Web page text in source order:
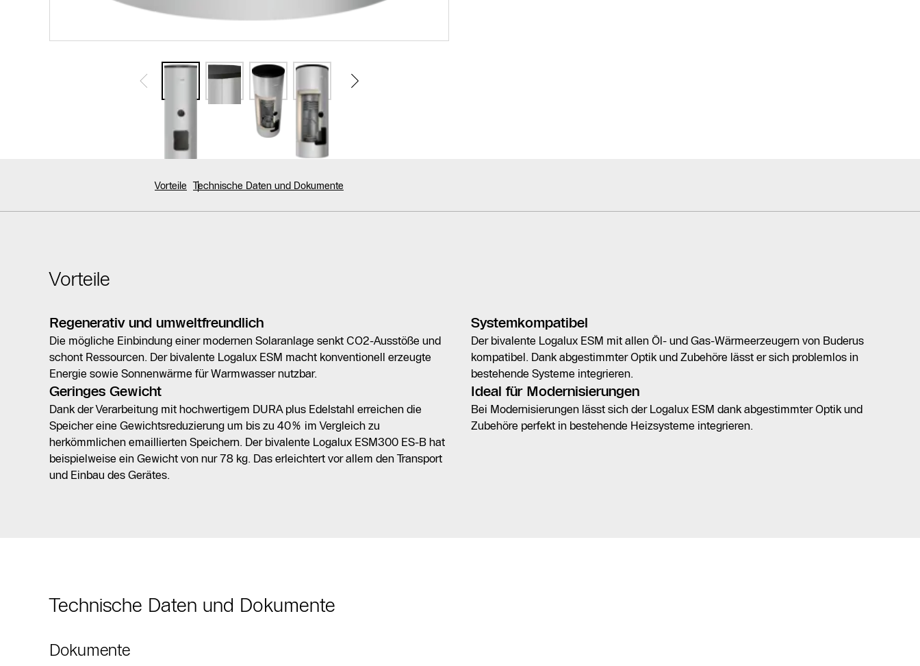
Vorteile Technische Daten und Dokumente
Vorteile
Regenerativ und umweltfreundlich
Die mögliche Einbindung einer modernen Solaranlage senkt CO2-Ausstöße und
schont Ressourcen. Der bivalente Logalux ESM macht konventionell erzeugte
Energie sowie Sonnenwärme für Warmwasser nutzbar.
Geringes Gewicht
Dank der Verarbeitung mit hochwertigem DURA plus Edelstahl erreichen die
Speicher eine Gewichtsreduzierung um bis zu 40% im Vergleich zu
herkömmlichen emaillierten Speichern. Der bivalente Logalux ESM300 ES-B hat
beispielweise ein Gewicht von nur 78 kg. Das erleichtert vor allem den Transport
und Einbau des Gerätes.
Systemkompatibel
Der bivalente Logalux ESM mit allen Öl- und Gas-Wärmeerzeugern von Buderus
kompatibel. Dank abgestimmter Optik und Zubehöre lässt er sich problemlos in
bestehende Systeme integrieren.
Ideal für Modernisierungen
Bei Modernisierungen lässt sich der Logalux ESM dank abgestimmter Optik und
Zubehöre perfekt in bestehende Heizsysteme integrieren.
Technische Daten und Dokumente
Dokumente